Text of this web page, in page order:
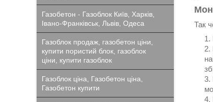
Так
Газобетон - Газоблок Київ, Харків,
Івано-Франківськ, Львів, Одеса
Газоблок продаж, газобетон ціни,
купити пористий блок, газоблок
ціни, купити газоблок
Газоблок ціна, Газобетон ціна,
Газобетон купити